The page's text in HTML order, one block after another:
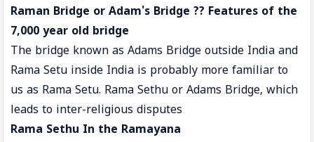
Raman Bridge or Adam's Bridge ?? Features of the
7,000 year old bridge
The bridge known as Adams Bridge outside India and
Rama Setu inside India is probably more familiar to
us as Rama Setu. Rama Sethu or Adams Bridge, which
leads to inter-religious disputes
Rama Sethu In the Ramayana